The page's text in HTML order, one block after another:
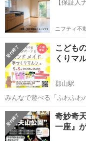
と人、人と街を繋...【保証人
ニフティ不
こども
くりマ
郡山駅
みんなで遊べる「ふわふわ
イドブースが並びますよ！ ハンドメイドブースでは 楽しいワークショ
ップがいろいろ楽しめます！ 皆様のご来場お待ちしております
所】 ...
福島 郡山市 郡山駅
奇妙奇
一座』